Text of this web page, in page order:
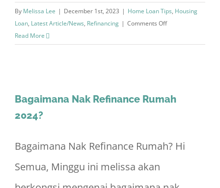
By Melissa Lee | December 1st, 2023 | Home Loan Tips, Housing
Loan, Latest Article/News, Refinancing | Comments Offon
Refinance
Everyone
Read More
Bagaimana Nak Refinance Rumah
2024?
Bagaimana Nak Refinance Rumah? Hi
Semua, Minggu ini melissa akan